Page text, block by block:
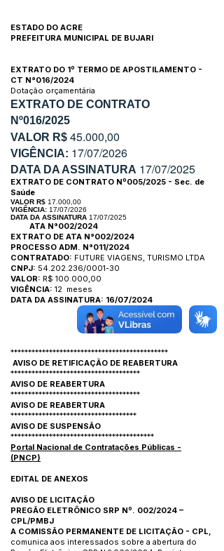
ESTADO DO ACRE
PREFEITURA MUNICIPAL DE BUJARI
EXTRATO DO 1º TERMO DE APOSTILAMENTO -
CT N°016/2024
Dotação orçamentária
EXTRATO DE CONTRATO
Nº016/2025
VALOR R$ 45.000,00
VIGÊNCIA: 17/07/2026
DATA DA ASSINATURA 17/07/2025
EXTRATO DE CONTRATO Nº005/2025 - Sec. de
Saúde
VALOR R$ 17.000,00
VIGÊNCIA: 17/07/2026
DATA DA ASSINATURA 17/07/2025
ATA N°002/2024
EXTRATO DE ATA N°002/2024
PROCESSO ADM. N°011/2024
CONTRATADO: FUTURE VIAGENS, TURISMO LTDA
CNPJ: 54.202.236/0001-30
VALOR: R$ 100.000,00
VIGÊNCIA: 12 meses
DATA DA ASSINATURA: 16/07/2024
*********************************************
AVISO DE RETIFICAÇÃO DE REABERTURA
*************************************
AVISO DE REABERTURA
*************************************
AVISO DE REABERTURA
************************************
AVISO DE SUSPENSÃO
*****************************************
Portal Nacional de Contratações Públicas -
(PNCP)
EDITAL DE ANEXOS
AVISO DE LICITAÇÃO
PREGÃO ELETRÔNICO SRP Nº. 002/2024 –
CPL/PMBJ
A COMISSÃO PERMANENTE DE LICITAÇÃO - CPL,
comunica aos interessados sobre a abertura do